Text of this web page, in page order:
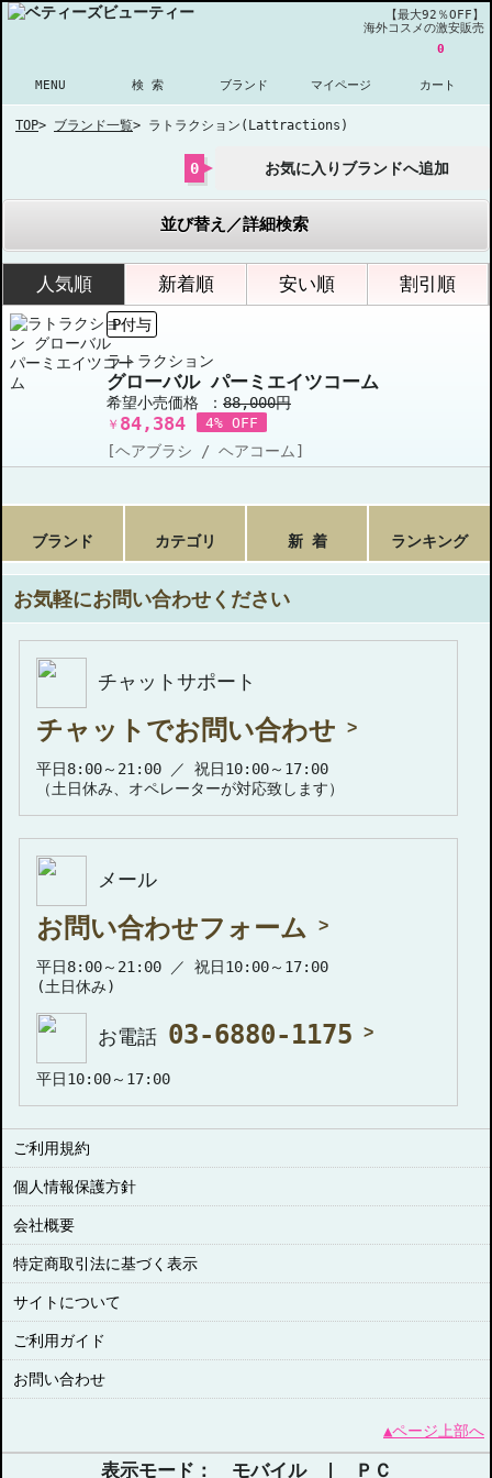
【最大92％OFF】
海外コスメの激安販売
MENU 検 索 ブランド マイページ
0
カート
TOP> ブランド一覧> ラトラクション(Lattractions)
0 お気に入りブランドへ追加
並び替え／詳細検索
人気順 新着順 安い順 割引順
P付与
ラトラクション
グローバル パーミエイツコーム
希望小売価格 ： 88,000円
￥ 84,384 4% OFF
[ヘアブラシ / ヘアコーム]
ブランド カテゴリ 新 着 ランキング
お気軽にお問い合わせください
チャットサポート
チャットでお問い合わせ
平日8:00～21:00 ／ 祝日10:00～17:00
（土日休み、オペレーターが対応致します）
メール
お問い合わせフォーム
平日8:00～21:00 ／ 祝日10:00～17:00
(土日休み)
お電話 03-6880-1175
平日10:00～17:00
ご利用規約
個人情報保護方針
会社概要
特定商取引法に基づく表示
サイトについて
ご利用ガイド
お問い合わせ
▲ページ上部へ
表示モード： モバイル | ＰＣ